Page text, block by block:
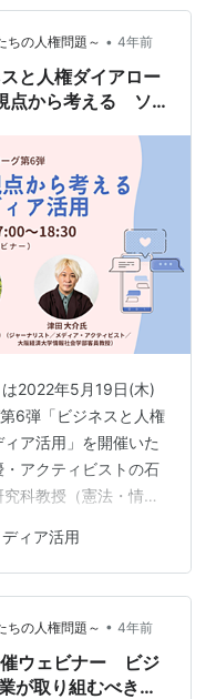
のままで私利私欲に
る人が多いのでしょ
ちの人権問題～ • 4年前
と人権ダイアロー
点から考える ソ
2022年5月19日(木)
6弾「ビジネスと人権
ア活用」を開催いた
アクティビストの石
科教授（憲法・情報
学部客員教授の津田
迎えしました。 ビジ
業がソーシャルメデ
ソーシャルメディア
、そしてプラットフ
ィア活用
ちの人権問題～ • 4年前
催ウェビナー ビジ
が取り組むべき人